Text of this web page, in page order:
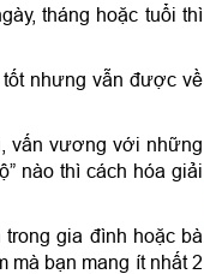
tháng hoặc tuổi thì
nhưng vẫn được về
vấn vương với những
nào thì cách hóa giải
gia đình hoặc bà
mà bạn mang ít nhất 2